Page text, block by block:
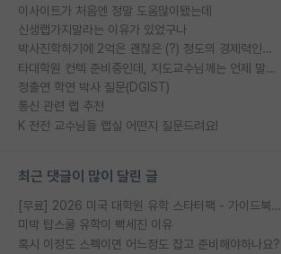
이사이트가 처음엔 정말 도움많이됐는데
신생랩가지말라는 이유가 있었구나
박사진학하기에 2억은 괜찮은 (?) 정도의 경제력인가요
타대학원 컨텍 준비중인데, 지도교수님께는 언제 말씀드려야 할까요?
정출연 학연 박사 질문(DGIST)
통신 관련 랩 추천
K 전전 교수님들 랩실 어떤지 질문드려요!
최근 댓글이 많이 달린 글
[무료] 2026 미국 대학원 유학 스타터팩 - 가이드북 & 합격자 컨택메일 템플릿
미박 탑스쿨 유학이 빡세진 이유
혹시 이정도 스펙이면 어느정도 잡고 준비해야하나요?